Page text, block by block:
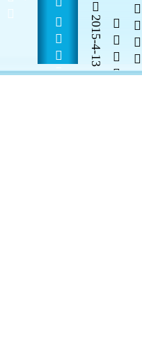
2015-4-13